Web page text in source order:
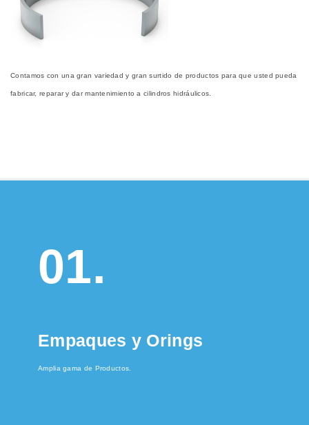
Contamos con una gran variedad y gran surtido de productos para que usted pueda
fabricar, reparar y dar mantenimiento a cilindros hidráulicos.
01.
Empaques y Orings
Amplia gama de Productos.